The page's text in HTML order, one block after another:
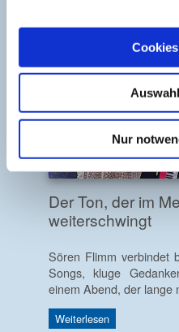
Nur
Der Ton, der im
weiterschwingt
Sören Flimm verbindet
Songs, kluge
einem Abend, der lange
Weiterlesen